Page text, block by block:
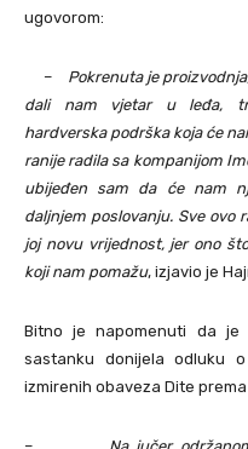
ugovorom:
– Pokrenuta je
dali nam vjetar u leđa,
hardverska podrška koja će
ranije radila sa kompanijom
ubijeđen sam da će nam
daljnjem poslovanju. Sve ovo
joj novu vrijednost, jer ono
koji nam pomažu, izjavio je
Bitno je napomenuti da je
sastanku donijela odluku
izmirenih obaveza Dite prema